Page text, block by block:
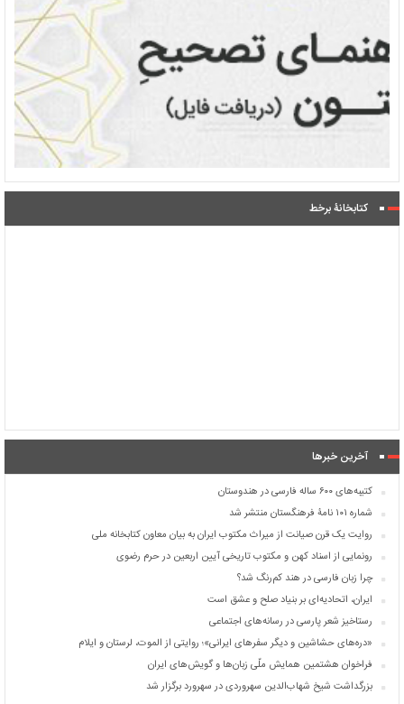
کتابخانۀ برخط
آخرین خبرها
کتیبه‌های ۶۰۰ ساله فارسی در هندوستان
شماره ۱۰۱ نامۀ فرهنگستان منتشر شد
روایت یک قرن صیانت از میراث مکتوب ایران به بیان معاون کتابخانه ملی
رونمایی از اسناد کهن و مکتوب تاریخی آیین اربعین در حرم رضوی
چرا زبان فارسی در هند کم‌رنگ شد؟
ایران، اتحادیه‌ای بر بنیاد صلح و عشق است
رستاخیز شعر پارسی در رسانه‌های اجتماعی
«دره‌های حشاشین و دیگر سفرهای ایرانی»؛ روایتی از الموت، لرستان و ایلام
فراخوان هشتمین همایش ملّی زبان‌ها و گویش‌های ایران
بزرگداشت شیخ شهاب‌الدین سهروردی در سهرورد برگزار شد